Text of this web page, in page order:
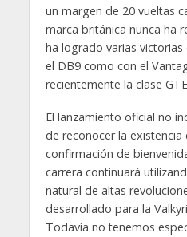
un margen de 20 vueltas
marca británica nunca ha
ha logrado varias
el DB9 como con el
recientemente la clase
El lanzamiento oficial no
de reconocer la
confirmación de
carrera continuará
natural de altas
desarrollado para la
Todavía no tenemos